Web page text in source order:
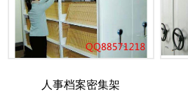
人事档案密集架